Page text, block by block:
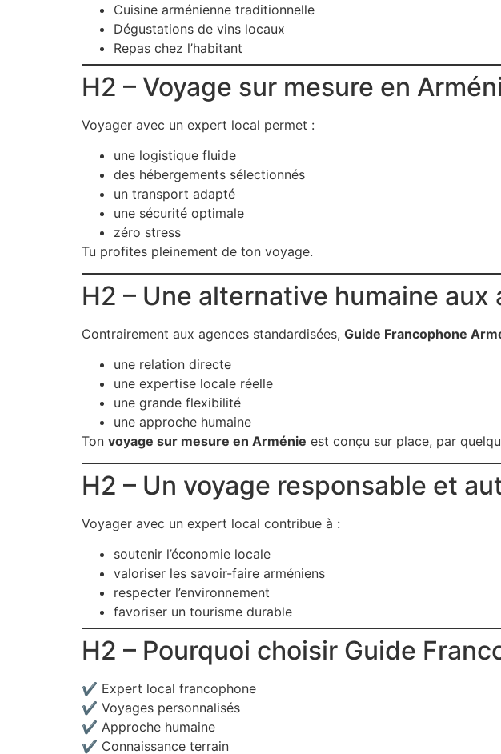
Cuisine arménienne traditionnelle
Dégustations de vins locaux
Repas chez l’habitant
H2 – Voyage sur mesure en
Voyager avec un expert local permet :
une logistique fluide
des hébergements sélectionnés
un transport adapté
une sécurité optimale
zéro stress
Tu profites pleinement de ton voyage.
H2 – Une alternative humaine
Contrairement aux agences standardisées, Guide Francophone
une relation directe
une expertise locale réelle
une grande flexibilité
une approche humaine
Ton voyage sur mesure en Arménie est conçu sur place, par
H2 – Un voyage responsable et
Voyager avec un expert local contribue à :
soutenir l’économie locale
valoriser les savoir-faire arméniens
respecter l’environnement
favoriser un tourisme durable
H2 – Pourquoi choisir Guide
✔ Expert local francophone
✔ Voyages personnalisés
✔ Approche humaine
✔ Connaissance terrain